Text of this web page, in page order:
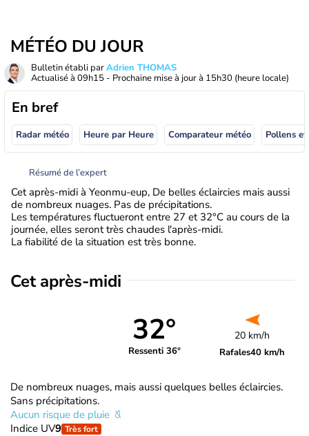
MÉTÉO DU JOUR
Bulletin établi parAdrien THOMAS
Actualisé à 09h15 - Prochaine mise à jour à 15h30 (heure locale)
En bref
Radar météo Heure par Heure Comparateur météo Pollens
Résumé de l’expert
Cet après-midi à Yeonmu-eup, De belles éclaircies mais aussi
de nombreux nuages. Pas de précipitations.
Les températures fluctueront entre 27 et 32°C au cours de la
journée, elles seront très chaudes l'après-midi.
La fiabilité de la situation est très bonne.
Cet après-midi
32°
Ressenti 36°
20 km/h
Rafales40 km/h
De nombreux nuages, mais aussi quelques belles éclaircies.
Sans précipitations.
Aucun risque de pluie
Indice UV9 Très fort